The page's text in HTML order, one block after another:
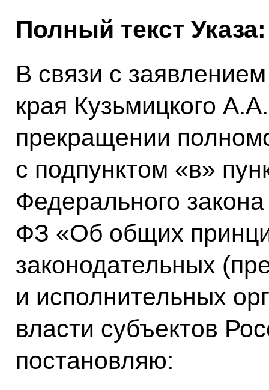
Полный текст Указа:
В связи с
края Кузьмицкого
прекращении
с подпунктом «в»
Федерального
ФЗ «Об общих
законодательных
и исполнительных
власти субъектов
постановляю: